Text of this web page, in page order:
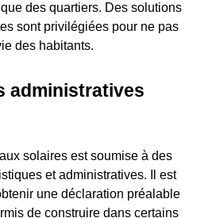
des quartiers. Des solutions
sont privilégiées pour ne pas
des habitants.
administratives
solaires est soumise à des
et administratives. Il est
une déclaration préalable
de construire dans certains